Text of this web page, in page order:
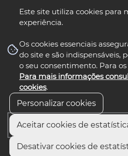
Este site utiliza cookies para
experiência.
Os cookies essenciais
do site e são indispensáveis,
o seu consentimento. Para
Para mais informações
cookies.
Personalizar cookies
Aceitar cookies de
Desativar cookies de
nos
Início
A “FEBRE DE SÁBADO À NOITE”